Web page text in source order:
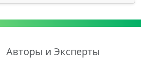
Авторы и Эксперты